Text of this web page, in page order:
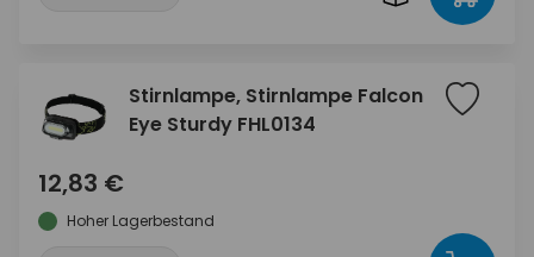
Stirnlampe, Stirnlampe Falcon
Eye Sturdy FHL0134
12,83 €
Hoher Lagerbestand